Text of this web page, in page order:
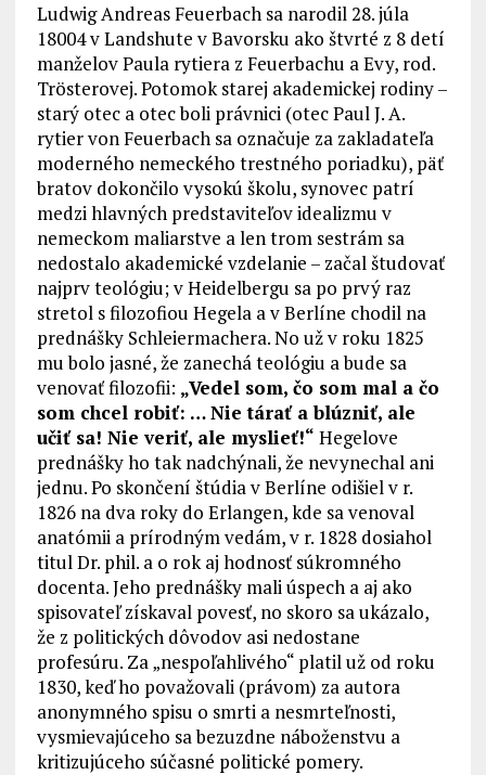
Ludwig Andreas Feuerbach sa narodil 28. júla
18004 v Landshute v Bavorsku ako štvrté z 8 detí
manželov Paula rytiera z Feuerbachu a Evy, rod.
Trösterovej. Potomok starej akademickej rodiny –
starý otec a otec boli právnici (otec Paul J. A.
rytier von Feuerbach sa označuje za zakladateľa
moderného nemeckého trestného poriadku), päť
bratov dokončilo vysokú školu, synovec patrí
medzi hlavných predstaviteľov idealizmu v
nemeckom maliarstve a len trom sestrám sa
nedostalo akademické vzdelanie – začal študovať
najprv teológiu; v Heidelbergu sa po prvý raz
stretol s filozofiou Hegela a v Berlíne chodil na
prednášky Schleiermachera. No už v roku 1825
mu bolo jasné, že zanechá teológiu a bude sa
venovať filozofii: „Vedel som, čo som mal a čo
som chcel robiť: … Nie tárať a blúzniť, ale
učiť sa! Nie veriť, ale myslieť!“ Hegelove
prednášky ho tak nadchýnali, že nevynechal ani
jednu. Po skončení štúdia v Berlíne odišiel v r.
1826 na dva roky do Erlangen, kde sa venoval
anatómii a prírodným vedám, v r. 1828 dosiahol
titul Dr. phil. a o rok aj hodnosť súkromného
docenta. Jeho prednášky mali úspech a aj ako
spisovateľ získaval povesť, no skoro sa ukázalo,
že z politických dôvodov asi nedostane
profesúru. Za „nespoľahlivého“ platil už od roku
1830, keď ho považovali (právom) za autora
anonymného spisu o smrti a nesmrteľnosti,
vysmievajúceho sa bezuzdne náboženstvu a
kritizujúceho súčasné politické pomery.